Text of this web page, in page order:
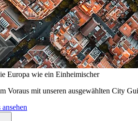
Europa wie ein Einheimischer
Voraus mit unseren ausgewählten City